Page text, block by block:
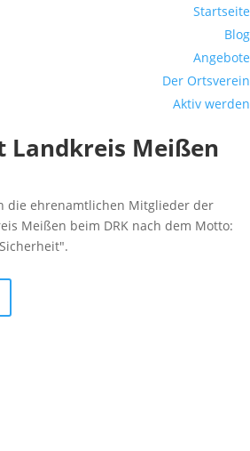
Startseite
Blog
Angebote
Der Ortsverein
Aktiv werden
Landkreis Meißen
die ehrenamtlichen Mitglieder der
Meißen beim DRK nach dem Motto: